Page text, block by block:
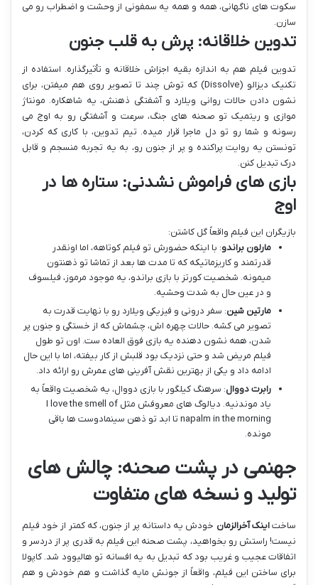
سکوت های ناگهانی، همه و همه یه سمفونی از وحشت و اضطراب رو می
سازن.
تدوین خلاقانه: پرش به قلب جنون
تدوین فیلم هم به اندازه بقیه اجزاش خلاقانه و تأثیرگذاره. استفاده از
تکنیک دیزالو (Dissolve) که توش چند تا تصویر روی هم میفتن، برای
نشون دادن حالات روانی ویلارد و آشفتگی ذهنش، یه شاهکاره. مونتاژ
موازی و ریتمیک تو صحنه های جنگ، سرعت و آشفتگی رو به اوج می
رسونه و شما رو تو دل ماجرا قرار میده. تیم تدوین، با کاری که کردن،
تونستن یه روایت پراکنده و پر از جنون رو، به یه تجربه منسجم و قابل
درک تبدیل کنن.
بازی های فراموش نشدنی: ستاره ها در
اوج
بازیگران این فیلم واقعاً گل کاشتن:
مارلون براندو: با اینکه حضورش تو فیلم کوتاهه، اما اونقدر
قدرتمند و کاریزماتیکه که تا مدت ها بعد از تماشا تو ذهنتون
میمونه. شخصیت کورتز با بازی براندو، یه موجود مرموز، فیلسوف
و در عین حال به شدت وحشیه.
مارتین شین: سفر درونی و فیزیکی ویلارد رو با نهایت قدرت به
تصویر می کشه. حالات چهره اش، چشماش که از خستگی و جنون پر
شدن، همه نشون دهنده یه بازی فوق العاده ست. اون تو طول
فیلم مریض شد و حتی نزدیک بود قلبش از کار بیفته، اما با این حال
ادامه داد و یکی از بهترین نقش آفرینی های عمرش رو ارائه داد.
رابرت دووال: سرهنگ کیلگور با بازی دووال، یه شخصیت واقعاً به
یاد موندنیه. دیالوگ های معروفش مثل I love the smell of
napalm in the morning تا ابد تو ذهن سینمادوست ها باقی
مونده.
جهنمی در پشت صحنه: چالش های
تولید و نسخه های متفاوت
ساختاینک آخرالزمان خودش یه داستانه پر از جنون، که کمتر از خود فیلم
نیست! راستش رو بخواهید، پشت صحنه این فیلم به قدری پر از دردسر و
اتفاقات عجیب و غریب بود که تبدیل به یه افسانه تو هالیوود شد. کاپولا
برای ساختن این فیلم، واقعاً از جونش مایه گذاشت و هم خودش و هم